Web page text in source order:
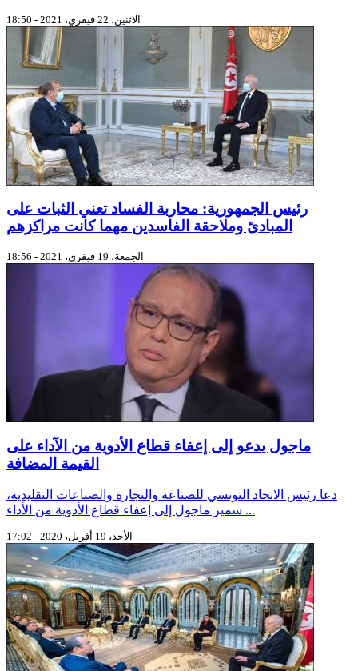
الاثنين، 22 فيفري، 2021 - 18:50
رئيس الجمهورية: محاربة الفساد تعني الثبات على
المبادئ وملاحقة الفاسدين مهما كانت مراكزهم
الجمعة، 19 فيفري، 2021 - 18:56
ماجول يدعو إلى إعفاء قطاع الأدوية من الآداء على
القيمة المضافة
دعا رئيس الاتحاد التونسي للصناعة والتجارة والصناعات التقليدية،
سمير ماجول إلى إعفاء قطاع الأدوية من الأداء ...
الأحد، 19 أفريل، 2020 - 17:02